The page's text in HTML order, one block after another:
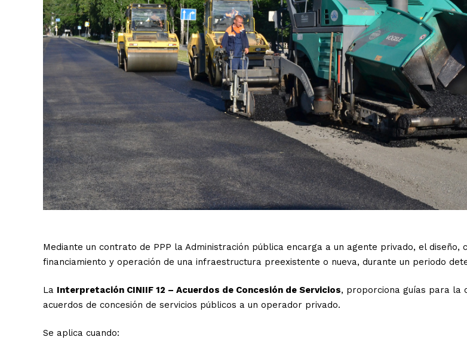
Mediante un contrato de PPP la Administración pública encarga a un agente privado, el diseño,
financiamiento y operación de una infraestructura preexistente o nueva, durante un periodo
La Interpretación CINIIF 12 – Acuerdos de Concesión de Servicios, proporciona guías para la
acuerdos de concesión de servicios públicos a un operador privado.
Se aplica cuando: